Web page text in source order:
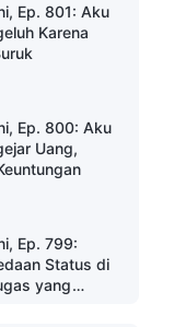
Ep. 801: Aku
Karena
Ep. 800: Aku
Uang,
Ep. 799:
Status di
yang